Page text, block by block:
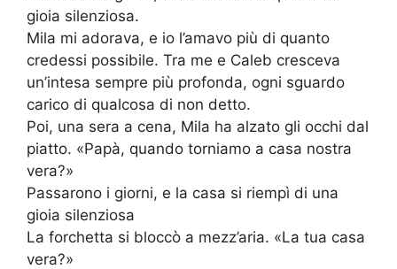
gioia silenziosa.
Mila mi adorava, e io l’amavo più di quanto
credessi possibile. Tra me e Caleb cresceva
un’intesa sempre più profonda, ogni sguardo
carico di qualcosa di non detto.
Poi, una sera a cena, Mila ha alzato gli occhi dal
piatto. «Papà, quando torniamo a casa nostra
vera?»
Passarono i giorni, e la casa si riempì di una
gioia silenziosa
La forchetta si bloccò a mezz’aria. «La tua casa
vera?»